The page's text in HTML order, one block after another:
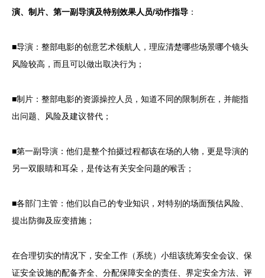
演、制片、第一副导演及特别效果人员/动作指导 ：
■导演：整部电影的创意艺术领航人，理应清楚哪些场景哪个镜头
风险较高，而且可以做出取决行为；
■制片：整部电影的资源操控人员，知道不同的限制所在，并能指
出问题、风险及建议替代；
■第一副导演：他们是整个拍摄过程都该在场的人物，更是导演的
另一双眼睛和耳朵，是传达有关安全问题的喉舌；
■各部门主管：他们以自己的专业知识，对特别的场面预估风险、
提出防御及应变措施；
在合理切实的情况下，安全工作（系统）小组该统筹安全会议、保
证安全设施的配备齐全、分配保障安全的责任、界定安全方法、评